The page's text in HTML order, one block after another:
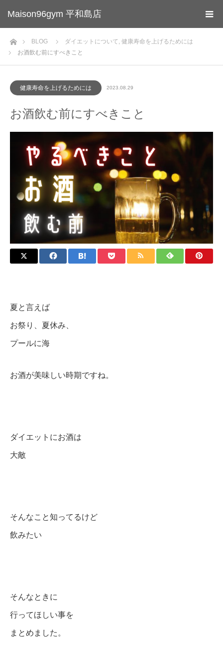
Maison96gym 平和島店
ホームBLOG ダイエットについて, 健康寿命を上げるためには
お酒飲む前にすべきこと
健康寿命を上げるためには 2023.08.29
お酒飲む前にすべきこと
夏と言えば
お祭り、夏休み、
プールに海
お酒が美味しい時期ですね。
ダイエットにお酒は
大敵
そんなこと知ってるけど
飲みたい
そんなときに
行ってほしい事を
まとめました。